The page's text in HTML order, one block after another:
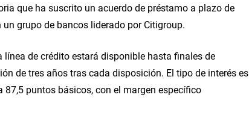
que ha suscrito un acuerdo de préstamo a plazo de
grupo de bancos liderado por Citigroup.
de crédito estará disponible hasta finales de
de tres años tras cada disposición. El tipo de interés es
87,5 puntos básicos, con el margen específico